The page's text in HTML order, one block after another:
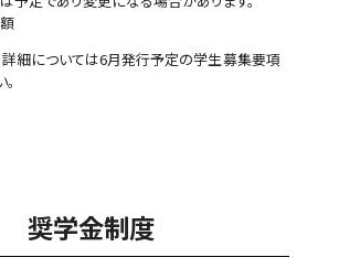
細については6月発行予定の学生募集要項
奨学金制度